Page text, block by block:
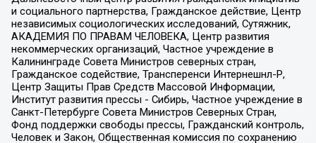
и социального партнерства, Гражданское действие, Центр
независимых социологических исследований, Сутяжник,
АКАДЕМИЯ ПО ПРАВАМ ЧЕЛОВЕКА, Центр развития
некоммерческих организаций, Частное учреждение в
Калининграде Совета Министров северных стран,
Гражданское содействие, Трансперенси Интернешнл-Р,
Центр Защиты Прав Средств Массовой Информации,
Институт развития прессы - Сибирь, Частное учреждение в
Санкт-Петербурге Совета Министров Северных Стран,
Фонд поддержки свободы прессы, Гражданский контроль,
Человек и Закон, Общественная комиссия по сохранению